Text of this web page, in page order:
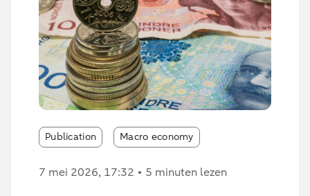
Publication Macro economy
7 mei 2026, 17:32 5 minuten lezen